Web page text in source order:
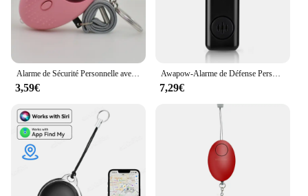
3,59€
Awapow-Alarme de Défense Personnelle, 130db, avec Lumière LED, Rechargeable, Clé d'Alarme de Sécurité pour Femme, Urgence, Anti-Attaque
7,29€